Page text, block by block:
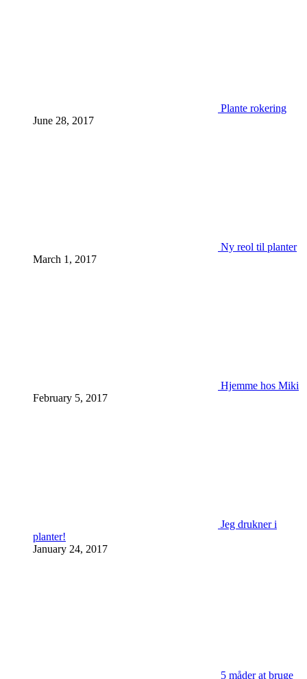
Plante rokering
June 28, 2017
Ny reol til planter
March 1, 2017
Hjemme hos Miki
February 5, 2017
Jeg drukner i
planter!
January 24, 2017
5 måder at bruge